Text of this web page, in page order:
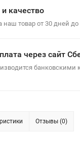
и качество
наш товар от 30 дней
через сайт
банковскими
Отзывы (0)